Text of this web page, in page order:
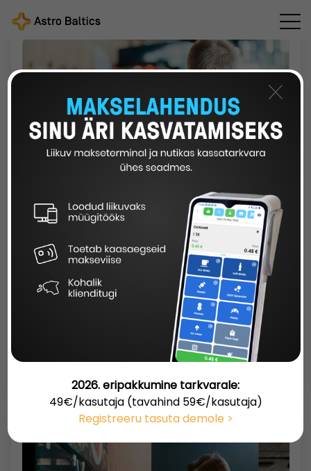
Kuidas oma elektrilaadijate taristust
maksimaalset kasu lõigata?
05 jaanuar 2025
Eesti riik kohustab mitteelamuid, millel on
vähemalt 20 parkimiskohta, varustama
minimaalselt ühe laadimispunktiga. Kuidas aga
elektrilaadijate abil lisatulu teenima?
2026. eripakkumine tarkvarale:
49€/kasutaja (tavahind 59€/kasutaja)
Registreeru tasuta demole >
×